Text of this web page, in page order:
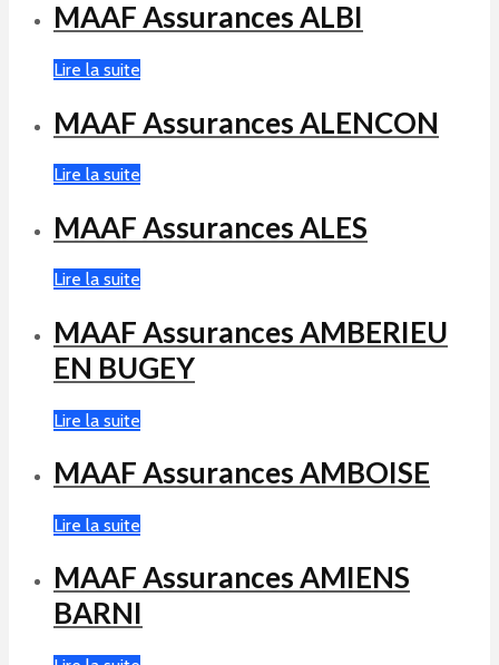
MAAF Assurances ALBI
Lire la suite
MAAF Assurances ALENCON
Lire la suite
MAAF Assurances ALES
Lire la suite
MAAF Assurances AMBERIEU
EN BUGEY
Lire la suite
MAAF Assurances AMBOISE
Lire la suite
MAAF Assurances AMIENS
BARNI